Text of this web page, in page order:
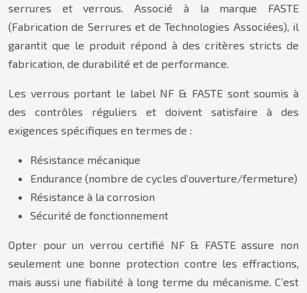
serrures et verrous. Associé à la marque FASTE
(Fabrication de Serrures et de Technologies Associées), il
garantit que le produit répond à des critères stricts de
fabrication, de durabilité et de performance.
Les verrous portant le label NF & FASTE sont soumis à
des contrôles réguliers et doivent satisfaire à des
exigences spécifiques en termes de :
Résistance mécanique
Endurance (nombre de cycles d’ouverture/fermeture)
Résistance à la corrosion
Sécurité de fonctionnement
Opter pour un verrou certifié NF & FASTE assure non
seulement une bonne protection contre les effractions,
mais aussi une fiabilité à long terme du mécanisme. C’est